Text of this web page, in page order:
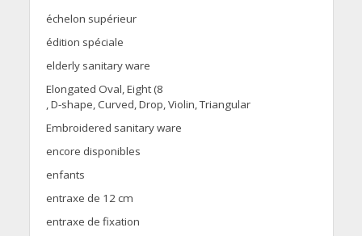
échelon supérieur
édition spéciale
elderly sanitary ware
Elongated Oval, Eight (8
, D-shape, Curved, Drop, Violin, Triangular
Embroidered sanitary ware
encore disponibles
enfants
entraxe de 12 cm
entraxe de fixation